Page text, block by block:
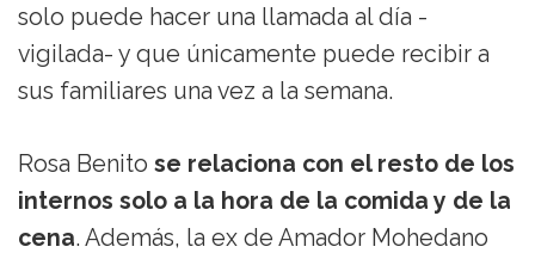
solo puede hacer una llamada al día -
vigilada- y que únicamente puede recibir a
sus familiares una vez a la semana.
Rosa Benito se relaciona con el resto de los
internos solo a la hora de la comida y de la
cena. Además, la ex de Amador Mohedano